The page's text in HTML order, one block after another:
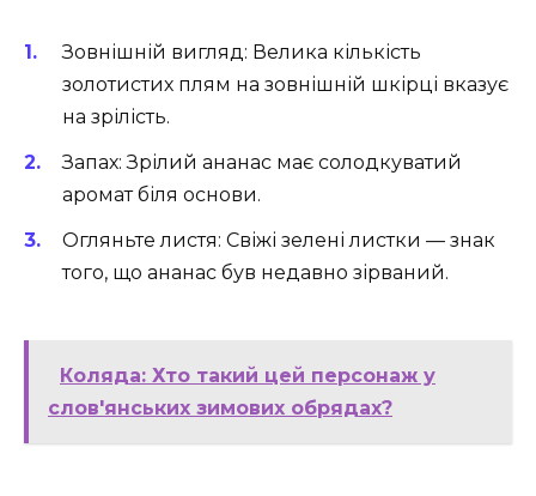
Зовнішній вигляд: Велика кількість
золотистих плям на зовнішній шкірці вказує
на зрілість.
Запах: Зрілий ананас має солодкуватий
аромат біля основи.
Огляньте листя: Свіжі зелені листки — знак
того, що ананас був недавно зірваний.
Коляда: Хто такий цей персонаж у
слов'янських зимових обрядах?